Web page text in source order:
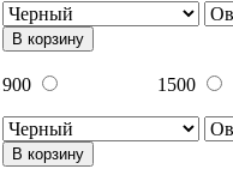
В корзину
900 1500
В корзину